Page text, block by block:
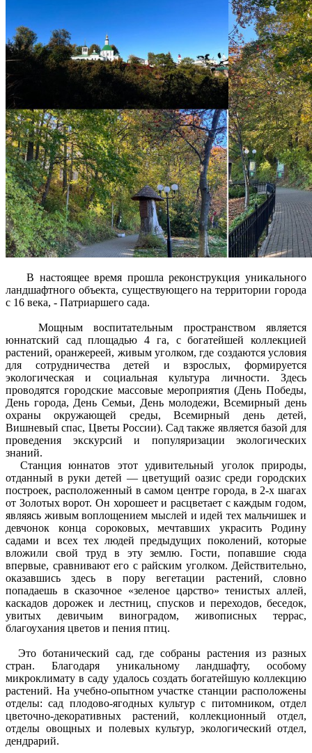
В настоящее время прошла реконструкция уникального
ландшафтного объекта, существующего на территории города
с 16 века, - Патриаршего сада.
Мощным воспитательным пространством является
юннатский сад площадью 4 га, с богатейшей коллекцией
растений, оранжереей, живым уголком, где создаются условия
для сотрудничества детей и взрослых, формируется
экологическая и социальная культура личности. Здесь
проводятся городские массовые мероприятия (День Победы,
День города, День Семьи, День молодежи, Всемирный день
охраны окружающей среды, Всемирный день детей,
Вишневый спас, Цветы России). Сад также является базой для
проведения экскурсий и популяризации экологических
знаний.
Станция юннатов этот удивительный уголок природы,
отданный в руки детей — цветущий оазис среди городских
построек, расположенный в самом центре города, в 2-х шагах
от Золотых ворот. Он хорошеет и расцветает с каждым годом,
являясь живым воплощением мыслей и идей тех мальчишек и
девчонок конца сороковых, мечтавших украсить Родину
садами и всех тех людей предыдущих поколений, которые
вложили свой труд в эту землю. Гости, попавшие сюда
впервые, сравнивают его с райским уголком. Действительно,
оказавшись здесь в пору вегетации растений, словно
попадаешь в сказочное «зеленое царство» тенистых аллей,
каскадов дорожек и лестниц, спусков и переходов, беседок,
увитых девичьим виноградом, живописных террас,
благоухания цветов и пения птиц.
Это ботанический сад, где собраны растения из разных
стран. Благодаря уникальному ландшафту, особому
микроклимату в саду удалось создать богатейшую коллекцию
растений. На учебно-опытном участке станции расположены
отделы: сад плодово-ягодных культур с питомником, отдел
цветочно-декоративных растений, коллекционный отдел,
отделы овощных и полевых культур, экологический отдел,
дендрарий.